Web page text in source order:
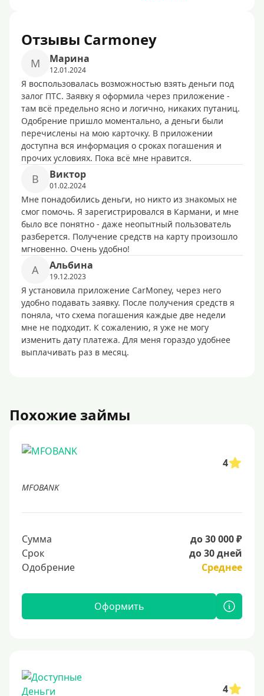
Отзывы Carmoney
М Марина
12.01.2024
Я воспользовалась возможностью взять деньги под
залог ПТС. Заявку я оформила через приложение -
там всё предельно ясно и логично, никаких путаниц.
Одобрение пришло моментально, а деньги были
перечислены на мою карточку. В приложении
доступна вся информация о сроках погашения и
прочих условиях. Пока всё мне нравится.
В Виктор
01.02.2024
Мне понадобились деньги, но никто из знакомых не
смог помочь. Я зарегистрировался в Кармани, и мне
было все понятно - даже неопытный пользователь
разберется. Получение средств на карту произошло
мгновенно. Очень удобно!
А Альбина
19.12.2023
Я установила приложение CarMoney, через него
удобно подавать заявку. После получения средств я
поняла, что схема погашения каждые две недели
мне не подходит. К сожалению, я уже не могу
изменить дату платежа. Для меня гораздо удобнее
выплачивать раз в месяц.
Похожие займы
4
MFOBANK
Сумма
до 30 000 ₽
Срок
до 30 дней
Одобрение
Среднее
Оформить
4